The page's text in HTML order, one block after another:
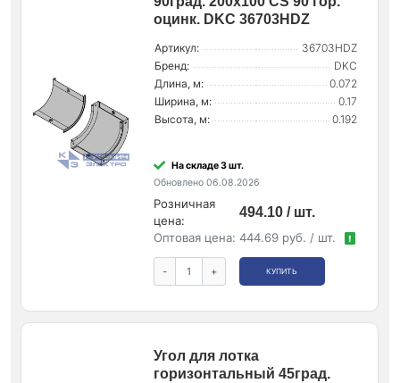
оцинк. DKC 36703HDZ
Артикул:
36703HDZ
Бренд:
DKC
Длина, м:
0.072
Ширина, м:
0.17
Высота, м:
0.192
На складе 3 шт.
Обновлено 06.08.2026
Розничная
цена:
494.10 / шт.
Оптовая цена: 444.69 руб. / шт. !
- + КУПИТЬ
Угол для лотка
горизонтальный 45град.